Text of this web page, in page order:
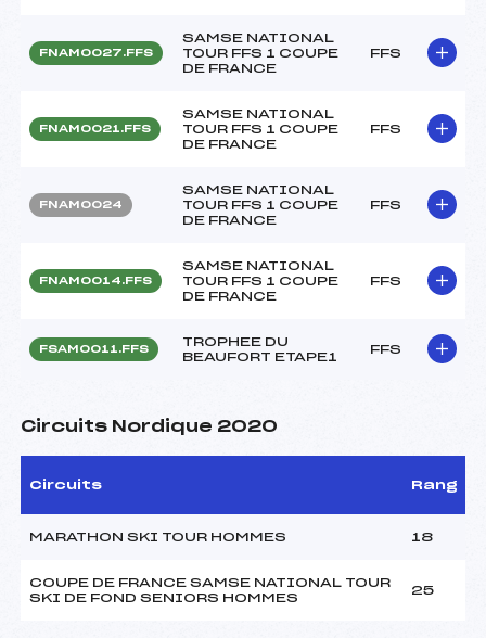
FNAM0027.FFS
SAMSE NATIONAL
TOUR FFS 1 COUPE
DE FRANCE
FFS
FNAM0021.FFS
SAMSE NATIONAL
TOUR FFS 1 COUPE
DE FRANCE
FFS
FNAM0024
SAMSE NATIONAL
TOUR FFS 1 COUPE
DE FRANCE
FFS
FNAM0014.FFS
SAMSE NATIONAL
TOUR FFS 1 COUPE
DE FRANCE
FFS
FSAM0011.FFS
TROPHEE DU
BEAUFORT ETAPE1
FFS
Circuits Nordique 2020
Circuits Rang
MARATHON SKI TOUR HOMMES 18
COUPE DE FRANCE SAMSE NATIONAL TOUR
SKI DE FOND SENIORS HOMMES
25